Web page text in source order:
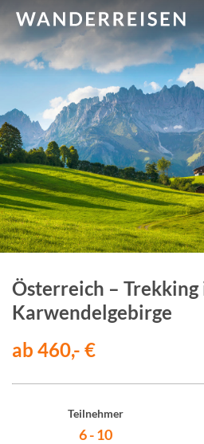
Österreich –
Karwendelgebirge
ab 460,- €
Teilnehmer
6 - 10